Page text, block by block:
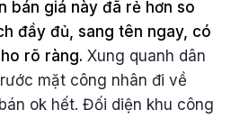
bán giá này đã rẻ hơn so
đầy đủ, sang tên ngay, có
rõ ràng. Xung quanh dân
mặt công nhân đi về
ok hết. Đối diện khu công